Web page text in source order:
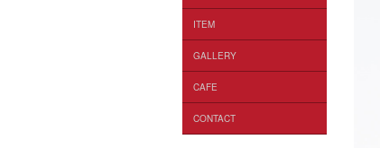
ITEM
GALLERY
CAFE
CONTACT